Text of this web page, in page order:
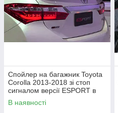
Спойлер на багажник Toyota
Corolla 2013-2018 зі стоп
сигналом версії ESPORT в
чорному кольорі
В наявності